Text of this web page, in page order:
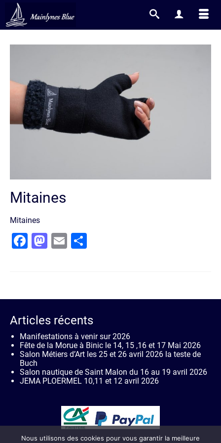
Mitaines
Mitaines
Facebook
Mastodon
Email
Articles récents
Manifestations à venir sur 2026
Fête de la Morue à Binic le 14, 15 ,16 et 17 Mai 2026
Salon Métiers d’Art les 25 et 26 avril 2026 la teste de
Buch
Salon nautique de Saint Malon du 16 au 19 avril 2026
JEMA PLOERMEL 10,11 et 12 avril 2026
Nous utilisons des cookies pour vous garantir la meilleure